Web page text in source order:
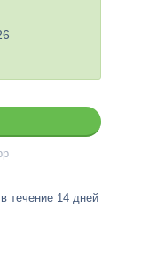
течение 14 дней